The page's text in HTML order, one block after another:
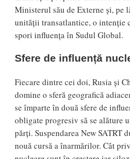
Ministerul său de Externe și, pe
unității transatlantice, o intenție
spori influența în Sudul Global.
Sfere de influență
Fiecare dintre cei doi, Rusia și
domine o sferă geografică
se împarte în două sfere de
obligate progresiv să se alăture
părți. Suspendarea New SATRT
nouă cursă a înarmărilor. Cât